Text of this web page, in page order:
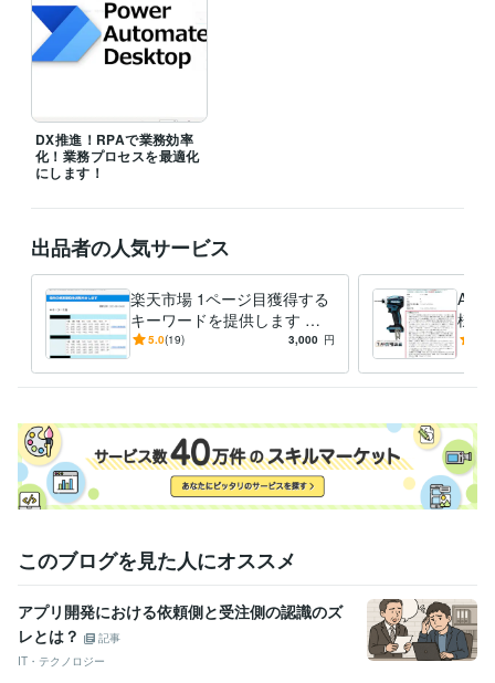
DX推進！RPAで業務効率
化！業務プロセスを最適化
にします！
出品者の人気サービス
楽天市場 1ページ目獲得する
キーワードを提供します 実
績画像公開 商品名・キャッ
ント
5.0(19) 3,000 円
様説
仕様
部分
このブログを見た人にオススメ
アプリ開発における依頼側と受注側の認識のズ
レとは？
記事
IT・テクノロジー